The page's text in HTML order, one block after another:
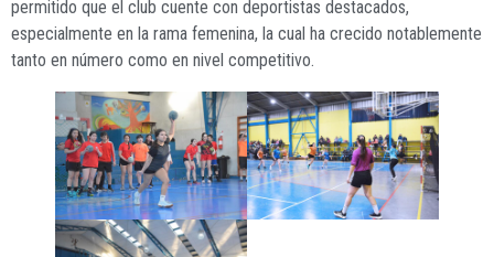
permitido que el club cuente con deportistas destacados,
especialmente en la rama femenina, la cual ha crecido notablemente
tanto en número como en nivel competitivo.